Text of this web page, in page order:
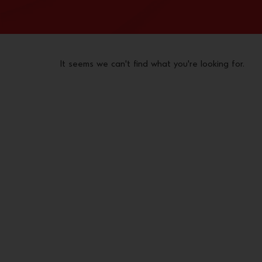
It seems we can't find what you're looking for.